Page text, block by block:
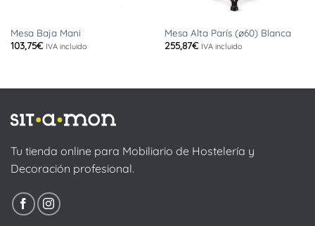
Mesa Baja Mani
103,75€ IVA incluido
Mesa Alta París (ø60) Blanca
255,87€ IVA incluido
Tu tienda online para Mobiliario de Hostelería y
Decoración profesional.